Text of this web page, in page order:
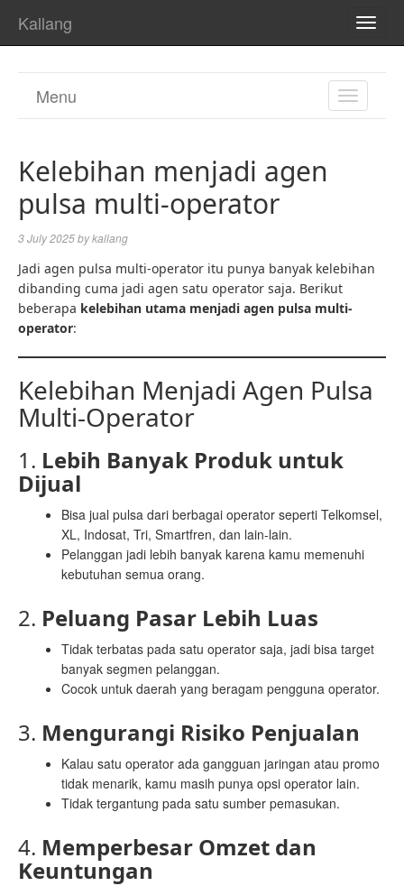
Kallang
TOGGLE
Menu
Kelebihan menjadi agen
pulsa multi-operator
3 July 2025bykallang
Jadi agen pulsa multi-operator itu punya banyak kelebihan
dibanding cuma jadi agen satu operator saja. Berikut
beberapa kelebihan utama menjadi agen pulsa multi-
operator:
Kelebihan Menjadi Agen Pulsa
Multi-Operator
1. Lebih Banyak Produk untuk
Dijual
Bisa jual pulsa dari berbagai operator seperti Telkomsel,
XL, Indosat, Tri, Smartfren, dan lain-lain.
Pelanggan jadi lebih banyak karena kamu memenuhi
kebutuhan semua orang.
2. Peluang Pasar Lebih Luas
Tidak terbatas pada satu operator saja, jadi bisa target
banyak segmen pelanggan.
Cocok untuk daerah yang beragam pengguna operator.
3. Mengurangi Risiko Penjualan
Kalau satu operator ada gangguan jaringan atau promo
tidak menarik, kamu masih punya opsi operator lain.
Tidak tergantung pada satu sumber pemasukan.
4. Memperbesar Omzet dan
Keuntungan